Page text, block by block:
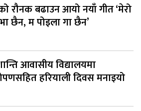
रौनक बढाउन आयो नयाँ गीत ‘मेरो
छैन, म पोइला गा छैन’
आवासीय विद्यालयमा
हरियाली दिवस मनाइयो